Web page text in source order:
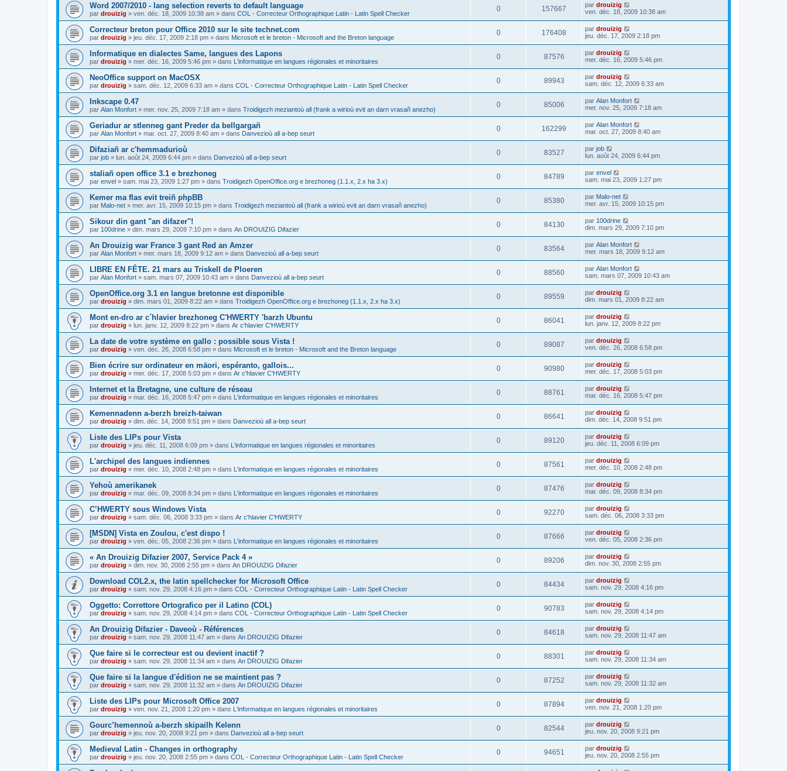
Word 2007/2010 - lang selection reverts to default language
par drouizig » ven. déc. 18, 2009 10:38 am » dans COL - Correcteur Orthographique Latin - Latin Spell Checker
0 157667 par drouizig
ven. déc. 18, 2009 10:38 am
Correcteur breton pour Office 2010 sur le site technet.com
par drouizig » jeu. déc. 17, 2009 2:18 pm » dans Microsoft et le breton - Microsoft and the Breton language
0 176408 par drouizig
jeu. déc. 17, 2009 2:18 pm
Informatique en dialectes Same, langues des Lapons
par drouizig » mer. déc. 16, 2009 5:46 pm » dans L'informatique en langues régionales et minoritaires
0 87576 par drouizig
mer. déc. 16, 2009 5:46 pm
NeoOffice support on MacOSX
par drouizig » sam. déc. 12, 2009 6:33 am » dans COL - Correcteur Orthographique Latin - Latin Spell Checker
0 89943 par drouizig
sam. déc. 12, 2009 6:33 am
Inkscape 0.47
par Alan Monfort » mer. nov. 25, 2009 7:18 am » dans Troidigezh meziantoù all (frank a wirioù evit an darn vrasañ anezho)
0 85006 par Alan Monfort
mer. nov. 25, 2009 7:18 am
Geriadur ar stlenneg gant Preder da bellgargañ
par Alan Monfort » mar. oct. 27, 2009 8:40 am » dans Danvezioù all a-bep seurt
0 162299 par Alan Monfort
mar. oct. 27, 2009 8:40 am
Difaziañ ar c'hemmadurioù
par job » lun. août 24, 2009 6:44 pm » dans Danvezioù all a-bep seurt
0 83527 par job
lun. août 24, 2009 6:44 pm
staliañ open office 3.1 e brezhoneg
par envel » sam. mai 23, 2009 1:27 pm » dans Troidigezh OpenOffice.org e brezhoneg (1.1.x, 2.x ha 3.x)
0 84789 par envel
sam. mai 23, 2009 1:27 pm
Kemer ma flas evit treiñ phpBB
par Malo-net » mer. avr. 15, 2009 10:15 pm » dans Troidigezh meziantoù all (frank a wirioù evit an darn vrasañ anezho)
0 85380 par Malo-net
mer. avr. 15, 2009 10:15 pm
Sikour din gant "an difazer"!
par 100drine » dim. mars 29, 2009 7:10 pm » dans An DROUIZIG Difazier
0 84130 par 100drine
dim. mars 29, 2009 7:10 pm
An Drouizig war France 3 gant Red an Amzer
par Alan Monfort » mer. mars 18, 2009 9:12 am » dans Danvezioù all a-bep seurt
0 83564 par Alan Monfort
mer. mars 18, 2009 9:12 am
LIBRE EN FÊTE. 21 mars au Triskell de Ploeren
par Alan Monfort » sam. mars 07, 2009 10:43 am » dans Danvezioù all a-bep seurt
0 88560 par Alan Monfort
sam. mars 07, 2009 10:43 am
OpenOffice.org 3.1 en langue bretonne est disponible
par drouizig » dim. mars 01, 2009 8:22 am » dans Troidigezh OpenOffice.org e brezhoneg (1.1.x, 2.x ha 3.x)
0 89559 par drouizig
dim. mars 01, 2009 8:22 am
Mont en-dro ar c´hlavier brezhoneg C'HWERTY 'barzh Ubuntu
par drouizig » lun. janv. 12, 2009 8:22 pm » dans Ar c'hlavier C'HWERTY
0 86041 par drouizig
lun. janv. 12, 2009 8:22 pm
La date de votre système en gallo : possible sous Vista !
par drouizig » ven. déc. 26, 2008 6:58 pm » dans Microsoft et le breton - Microsoft and the Breton language
0 89087 par drouizig
ven. déc. 26, 2008 6:58 pm
Bien écrire sur ordinateur en māori, espéranto, gallois...
par drouizig » mer. déc. 17, 2008 5:03 pm » dans Ar c'hlavier C'HWERTY
0 90980 par drouizig
mer. déc. 17, 2008 5:03 pm
Internet et la Bretagne, une culture de réseau
par drouizig » mar. déc. 16, 2008 5:47 pm » dans L'informatique en langues régionales et minoritaires
0 88761 par drouizig
mar. déc. 16, 2008 5:47 pm
Kemennadenn a-berzh breizh-taiwan
par drouizig » dim. déc. 14, 2008 9:51 pm » dans Danvezioù all a-bep seurt
0 86641 par drouizig
dim. déc. 14, 2008 9:51 pm
Liste des LIPs pour Vista
par drouizig » jeu. déc. 11, 2008 6:09 pm » dans L'informatique en langues régionales et minoritaires
0 89120 par drouizig
jeu. déc. 11, 2008 6:09 pm
L'archipel des langues indiennes
par drouizig » mer. déc. 10, 2008 2:48 pm » dans L'informatique en langues régionales et minoritaires
0 87561 par drouizig
mer. déc. 10, 2008 2:48 pm
Yehoù amerikanek
par drouizig » mar. déc. 09, 2008 8:34 pm » dans L'informatique en langues régionales et minoritaires
0 87476 par drouizig
mar. déc. 09, 2008 8:34 pm
C’HWERTY sous Windows Vista
par drouizig » sam. déc. 06, 2008 3:33 pm » dans Ar c'hlavier C'HWERTY
0 92270 par drouizig
sam. déc. 06, 2008 3:33 pm
[MSDN] Vista en Zoulou, c'est dispo !
par drouizig » ven. déc. 05, 2008 2:36 pm » dans L'informatique en langues régionales et minoritaires
0 87666 par drouizig
ven. déc. 05, 2008 2:36 pm
« An Drouizig Difazier 2007, Service Pack 4 »
par drouizig » dim. nov. 30, 2008 2:55 pm » dans An DROUIZIG Difazier
0 89206 par drouizig
dim. nov. 30, 2008 2:55 pm
Download COL2.x, the latin spellchecker for Microsoft Office
par drouizig » sam. nov. 29, 2008 4:16 pm » dans COL - Correcteur Orthographique Latin - Latin Spell Checker
0 84434 par drouizig
sam. nov. 29, 2008 4:16 pm
Oggetto: Correttore Ortografico per il Latino (COL)
par drouizig » sam. nov. 29, 2008 4:14 pm » dans COL - Correcteur Orthographique Latin - Latin Spell Checker
0 90783 par drouizig
sam. nov. 29, 2008 4:14 pm
An Drouizig Difazier - Daveoù - Références
par drouizig » sam. nov. 29, 2008 11:47 am » dans An DROUIZIG Difazier
0 84618 par drouizig
sam. nov. 29, 2008 11:47 am
Que faire si le correcteur est ou devient inactif ?
par drouizig » sam. nov. 29, 2008 11:34 am » dans An DROUIZIG Difazier
0 88301 par drouizig
sam. nov. 29, 2008 11:34 am
Que faire si la langue d'édition ne se maintient pas ?
par drouizig » sam. nov. 29, 2008 11:32 am » dans An DROUIZIG Difazier
0 87252 par drouizig
sam. nov. 29, 2008 11:32 am
Liste des LIPs pour Microsoft Office 2007
par drouizig » ven. nov. 21, 2008 1:20 pm » dans L'informatique en langues régionales et minoritaires
0 87894 par drouizig
ven. nov. 21, 2008 1:20 pm
Gourc’hemennoù a-berzh skipailh Kelenn
par drouizig » jeu. nov. 20, 2008 9:21 pm » dans Danvezioù all a-bep seurt
0 82544 par drouizig
jeu. nov. 20, 2008 9:21 pm
Medieval Latin - Changes in orthography
par drouizig » jeu. nov. 20, 2008 2:55 pm » dans COL - Correcteur Orthographique Latin - Latin Spell Checker
0 94651 par drouizig
jeu. nov. 20, 2008 2:55 pm